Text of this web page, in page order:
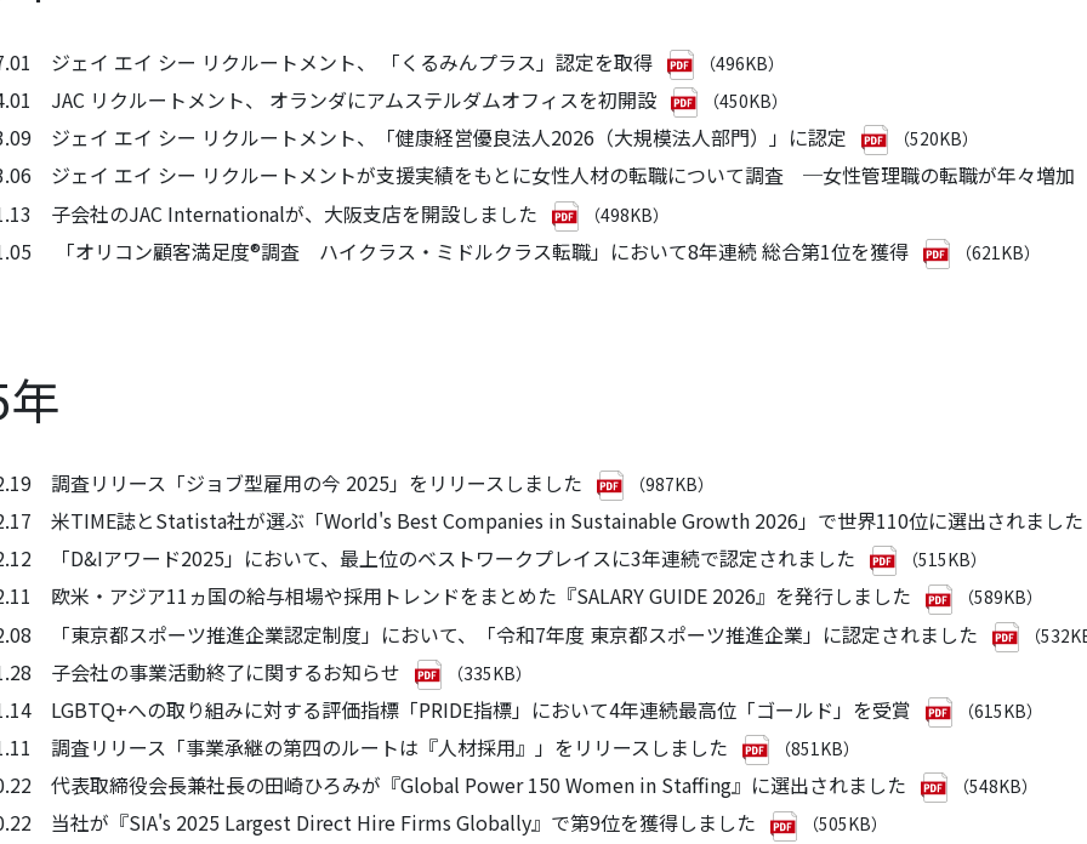
ジェイ エイ シー リクルートメント、 「くるみんプラス」認定を取得 （496KB）
JAC リクルートメント、 オランダにアムステルダムオフィスを初開設 （450KB）
ジェイ エイ シー リクルートメント、「健康経営優良法人2026（大規模法人部門）」に認定 （520KB）
ジェイ エイ シー リクルートメントが支援実績をもとに女性人材の転職について調査 ─女性管理職の転職が年々増加
子会社のJAC Internationalが、大阪支店を開設しました
（498KB）
「オリコン顧客満足度®調査 ハイクラス・ミドルクラス転職」において8年連続 総合第1位を獲得 （621KB）
調査リリース「ジョブ型雇用の今 2025」をリリースしました （987KB）
米TIME誌とStatista社が選ぶ「World's Best Companies in Sustainable Growth 2026」で世界110位に選出されました
「D&Iアワード2025」において、最上位のベストワークプレイスに3年連続で認定されました
（515KB）
欧米・アジア11ヵ国の給与相場や採用トレンドをまとめた『SALARY GUIDE 2026』を発行しました （589KB）
「東京都スポーツ推進企業認定制度」において、「令和7年度 東京都スポーツ推進企業」に認定されました （
子会社の事業活動終了に関するお知らせ （335KB）
LGBTQ+への取り組みに対する評価指標「PRIDE指標」において4年連続最高位「ゴールド」を受賞 （615KB）
調査リリース「事業承継の第四のルートは『人材採用』」をリリースしました （851KB）
代表取締役会長兼社長の田崎ひろみが『Global Power 150 Women in Staffing』に選出されました （548KB）
当社が『SIA's 2025 Largest Direct Hire Firms Globally』で第9位を獲得しました （505KB）